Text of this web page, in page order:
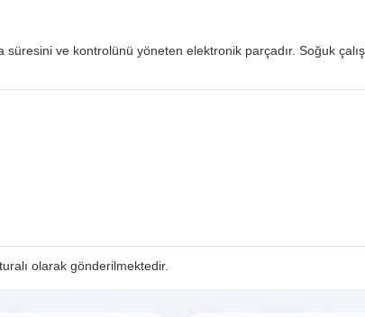
ve kontrolünü yöneten elektronik parçadır. Soğuk
olarak gönderilmektedir.